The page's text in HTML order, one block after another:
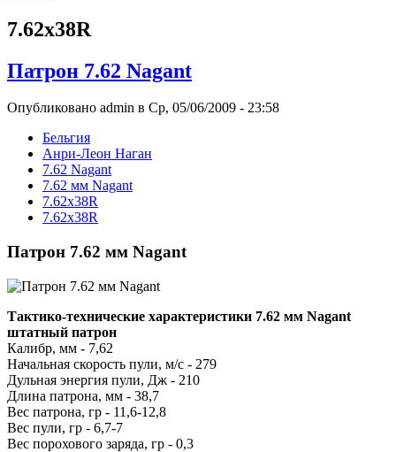
7.62x38R
Патрон 7.62 Nagant
Опубликовано admin в Ср, 05/06/2009 - 23:58
Бельгия
Анри-Леон Наган
7.62 Nagant
7.62 мм Nagant
7.62x38R
7.62x38R
Патрон 7.62 мм Nagant
Тактико-технические характеристики 7.62 мм Nagant
штатный патрон
Калибр, мм - 7,62
Начальная скорость пули, м/с - 279
Дульная энергия пули, Дж - 210
Длина патрона, мм - 38,7
Вес патрона, гр - 11,6-12,8
Вес пули, гр - 6,7-7
Вес порохового заряда, гр - 0,3